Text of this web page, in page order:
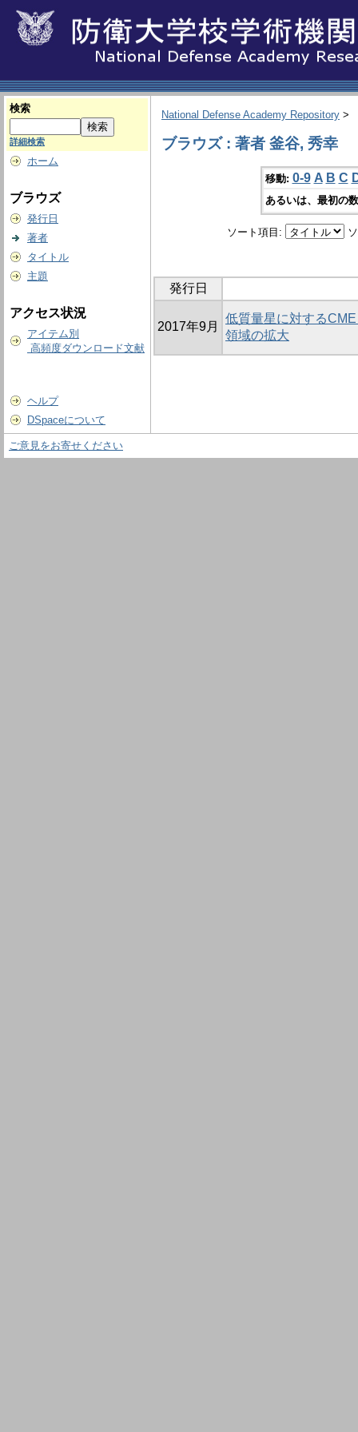
検索
詳細検索
ホーム
ブラウズ
発行日
著者
タイトル
主題
アクセス状況
アイテム別
高頻度ダウンロード文献
ヘルプ
DSpaceについて
National Defense Academy Repository >
ブラウズ : 著者 釜谷, 秀幸
移動: 0-9 A B C
あるいは、最初の
ソート項目:
発行日
2017年9月
低質量星に対する
領域の拡大
ご意見をお寄せください